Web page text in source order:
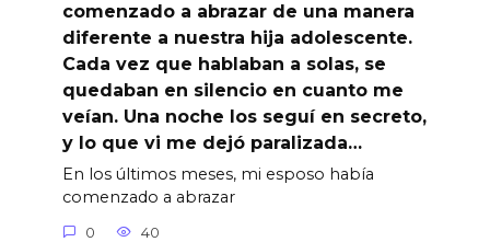
comenzado a abrazar de una manera
diferente a nuestra hija adolescente.
Cada vez que hablaban a solas, se
quedaban en silencio en cuanto me
veían. Una noche los seguí en secreto,
y lo que vi me dejó paralizada…
En los últimos meses, mi esposo había
comenzado a abrazar
0 40